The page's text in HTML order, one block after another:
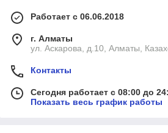
Работает с 06.06.2018
г. Алматы
ул. Аскарова, д.10, Алматы,
Контакты
Сегодня работает с 08:00 до
Показать весь график работы